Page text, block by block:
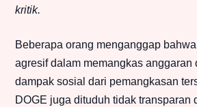
kritik.
Beberapa orang menganggap
agresif dalam memangkas anggaran
dampak sosial dari pemangkasan
DOGE juga dituduh tidak transparan